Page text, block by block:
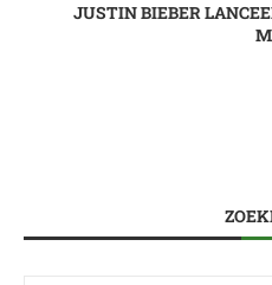
JUSTIN BIEBER